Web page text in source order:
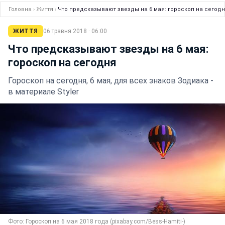
Головна › Життя › Что предсказывают звезды на 6 мая: гороскоп на
ЖИТТЯ 06 травня 2018 · 06:00
Что предсказывают звезды на 6 мая:
гороскоп на сегодня
Гороскоп на сегодня, 6 мая, для всех знаков Зодиака -
в материале Styler
Фото: Гороскоп на 6 мая 2018 года (pixabay.com/Bess-Hamiti-)